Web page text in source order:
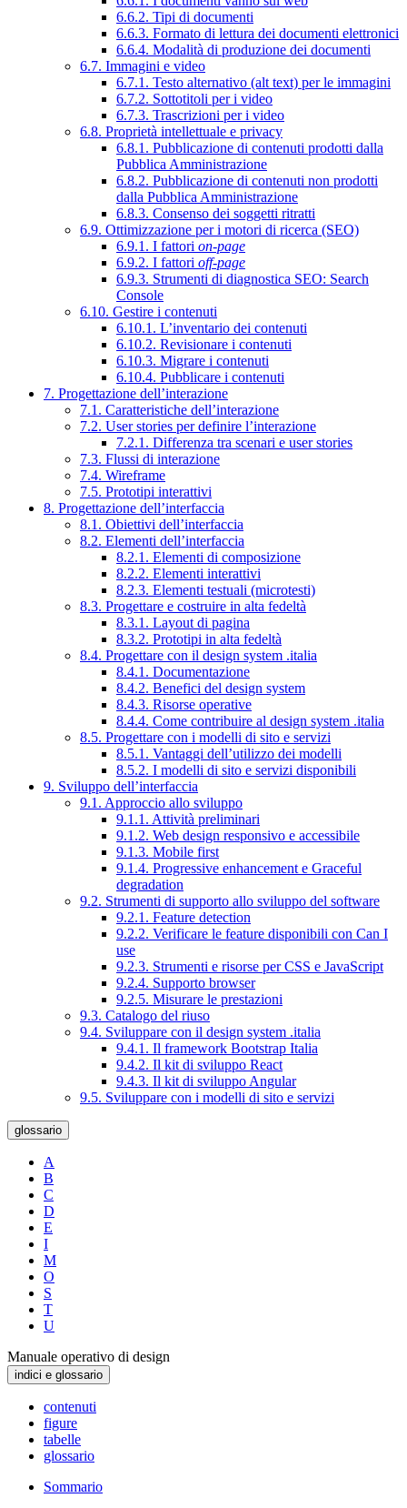
6.6.2. Tipi di documenti
6.6.3. Formato di lettura dei documenti elettronici
6.6.4. Modalità di produzione dei documenti
6.7. Immagini e video
6.7.1. Testo alternativo (alt text) per le immagini
6.7.2. Sottotitoli per i video
6.7.3. Trascrizioni per i video
6.8. Proprietà intellettuale e privacy
6.8.1. Pubblicazione di contenuti prodotti dalla
Pubblica Amministrazione
6.8.2. Pubblicazione di contenuti non prodotti
dalla Pubblica Amministrazione
6.8.3. Consenso dei soggetti ritratti
6.9. Ottimizzazione per i motori di ricerca (SEO)
6.9.1. I fattori on-page
6.9.2. I fattori off-page
6.9.3. Strumenti di diagnostica SEO: Search
Console
6.10. Gestire i contenuti
6.10.1. L’inventario dei contenuti
6.10.2. Revisionare i contenuti
6.10.3. Migrare i contenuti
6.10.4. Pubblicare i contenuti
7. Progettazione dell’interazione
7.1. Caratteristiche dell’interazione
7.2. User stories per definire l’interazione
7.2.1. Differenza tra scenari e user stories
7.3. Flussi di interazione
7.4. Wireframe
7.5. Prototipi interattivi
8. Progettazione dell’interfaccia
8.1. Obiettivi dell’interfaccia
8.2. Elementi dell’interfaccia
8.2.1. Elementi di composizione
8.2.2. Elementi interattivi
8.2.3. Elementi testuali (microtesti)
8.3. Progettare e costruire in alta fedeltà
8.3.1. Layout di pagina
8.3.2. Prototipi in alta fedeltà
8.4. Progettare con il design system .italia
8.4.1. Documentazione
8.4.2. Benefici del design system
8.4.3. Risorse operative
8.4.4. Come contribuire al design system .italia
8.5. Progettare con i modelli di sito e servizi
8.5.1. Vantaggi dell’utilizzo dei modelli
8.5.2. I modelli di sito e servizi disponibili
9. Sviluppo dell’interfaccia
9.1. Approccio allo sviluppo
9.1.1. Attività preliminari
9.1.2. Web design responsivo e accessibile
9.1.3. Mobile first
9.1.4. Progressive enhancement e Graceful
degradation
9.2. Strumenti di supporto allo sviluppo del software
9.2.1. Feature detection
9.2.2. Verificare le feature disponibili con Can I
use
9.2.3. Strumenti e risorse per CSS e JavaScript
9.2.4. Supporto browser
9.2.5. Misurare le prestazioni
9.3. Catalogo del riuso
9.4. Sviluppare con il design system .italia
9.4.1. Il framework Bootstrap Italia
9.4.2. Il kit di sviluppo React
9.4.3. Il kit di sviluppo Angular
9.5. Sviluppare con i modelli di sito e servizi
glossario
A
B
C
D
E
I
M
O
S
T
U
Manuale operativo di design
indici e glossario
contenuti
figure
tabelle
glossario
Sommario